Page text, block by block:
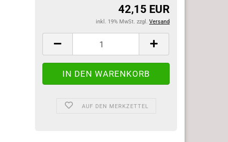
42,15 EUR
inkl. 19% MwSt. zzgl. Versand
AUF DEN MERKZETTEL